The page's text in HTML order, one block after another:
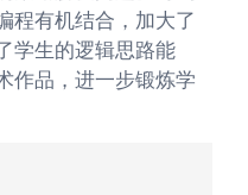
程有机结合，加大了
学生的逻辑思路能
作品，进一步锻炼学